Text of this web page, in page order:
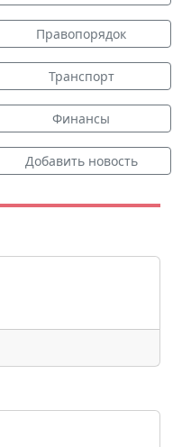
Правопорядок
Транспорт
Финансы
Добавить новость